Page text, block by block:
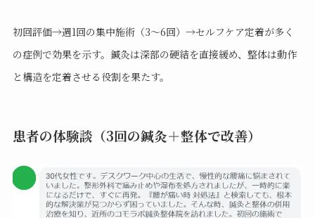
初回評価→週1回の集中施術（3〜6回）→セルフケア定着が多く
の症例で効果を示す。鍼灸は深部の硬結を直接緩め、整体は動作
と構造を定着させる役割を果たす。
患者の体験談（3回の鍼灸＋整体で改善）